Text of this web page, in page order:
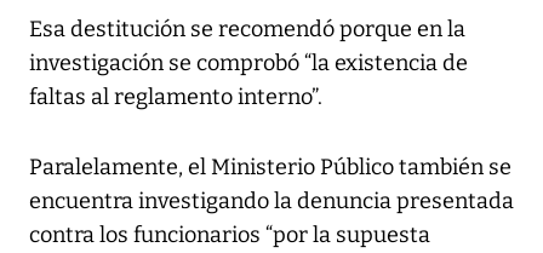
Esa destitución se recomendó porque en la
investigación se comprobó “la existencia de
faltas al reglamento interno”.
Paralelamente, el Ministerio Público también se
encuentra investigando la denuncia presentada
contra los funcionarios “por la supuesta